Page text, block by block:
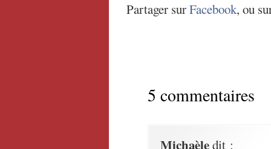
Partager surFacebook, ou
5 commentaires
Michaèledit :